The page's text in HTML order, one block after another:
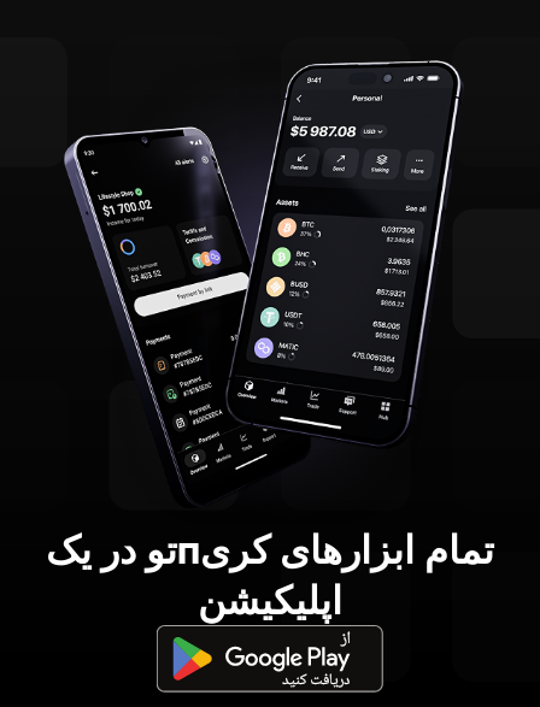
تمام ابزارهای کریпتو در یک
اپلیکیشن